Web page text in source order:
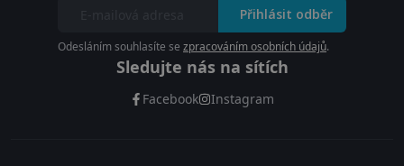
Přihlásit odběr
Odesláním souhlasíte se zpracováním osobních údajů.
Sledujte nás na sítích
Facebook Instagram